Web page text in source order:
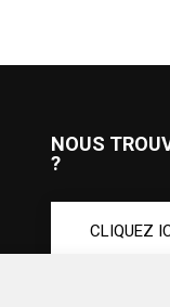
NOUS
?
CLIQUEZ